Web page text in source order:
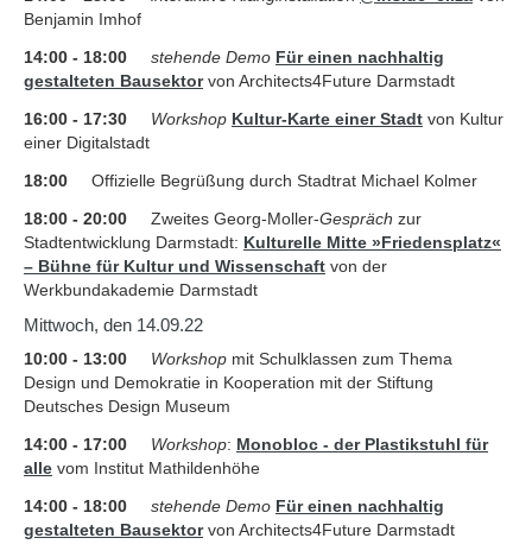
Benjamin Imhof
14:00 - 18:00
stehende Demo Für einen nachhaltig
gestalteten Bausektorvon Architects4Future Darmstadt
16:00 - 17:30
Workshop Kultur-Karte einer Stadt von Kultur
einer Digitalstadt
18:00 Offizielle Begrüßung durch Stadtrat Michael Kolmer
18:00 - 20:00 Zweites Georg-Moller-Gespräch zur
Stadtentwicklung Darmstadt: Kulturelle Mitte »Friedensplatz«
– Bühne für Kultur und Wissenschaft von der
Werkbundakademie Darmstadt
Mittwoch, den 14.09.22
10:00 - 13:00 Workshop mit Schulklassen zum Thema
Design und Demokratie in Kooperation mit der Stiftung
Deutsches Design Museum
14:00 - 17:00
Workshop: Monobloc - der Plastikstuhl für
alle vom Institut Mathildenhöhe
14:00 - 18:00
stehende Demo Für einen nachhaltig
gestalteten Bausektorvon Architects4Future Darmstadt